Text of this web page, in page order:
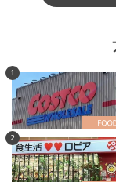
1
2